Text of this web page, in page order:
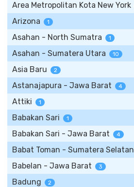
Area Metropolitan Kota New York
Arizona 1
Asahan - North Sumatra 1
Asahan - Sumatera Utara 10
Asia Baru 2
Astanajapura - Jawa Barat 4
Attiki 1
Babakan Sari 1
Babakan Sari - Jawa Barat 4
Babat Toman - Sumatera Selatan
Babelan - Jawa Barat 3
Badung 2